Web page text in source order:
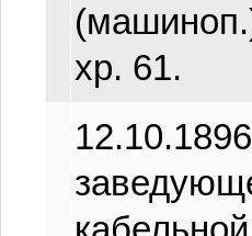
хр. 61.